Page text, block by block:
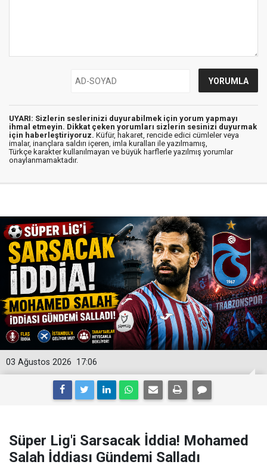
UYARI: Sizlerin seslerinizi duyurabilmek için yorum yapmayı
ihmal etmeyin. Dikkat çeken yorumları sizlerin sesinizi duyurmak
için haberleştiriyoruz. Küfür, hakaret, rencide edici cümleler veya
imalar, inançlara saldırı içeren, imla kuralları ile yazılmamış,
Türkçe karakter kullanılmayan ve büyük harflerle yazılmış yorumlar
onaylanmamaktadır.
17:06
03 Ağustos 2026
Süper Lig'i Sarsacak İddia! Mohamed
Salah İddiası Gündemi Salladı